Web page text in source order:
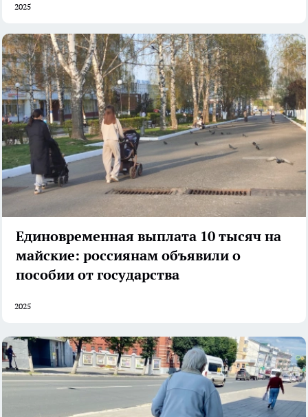
2025
Единовременная выплата 10 тысяч на
майские: россиянам объявили о
пособии от государства
2025